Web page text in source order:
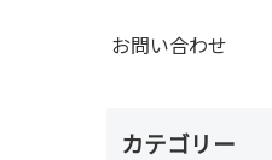
お問い合わせ
カテゴリー